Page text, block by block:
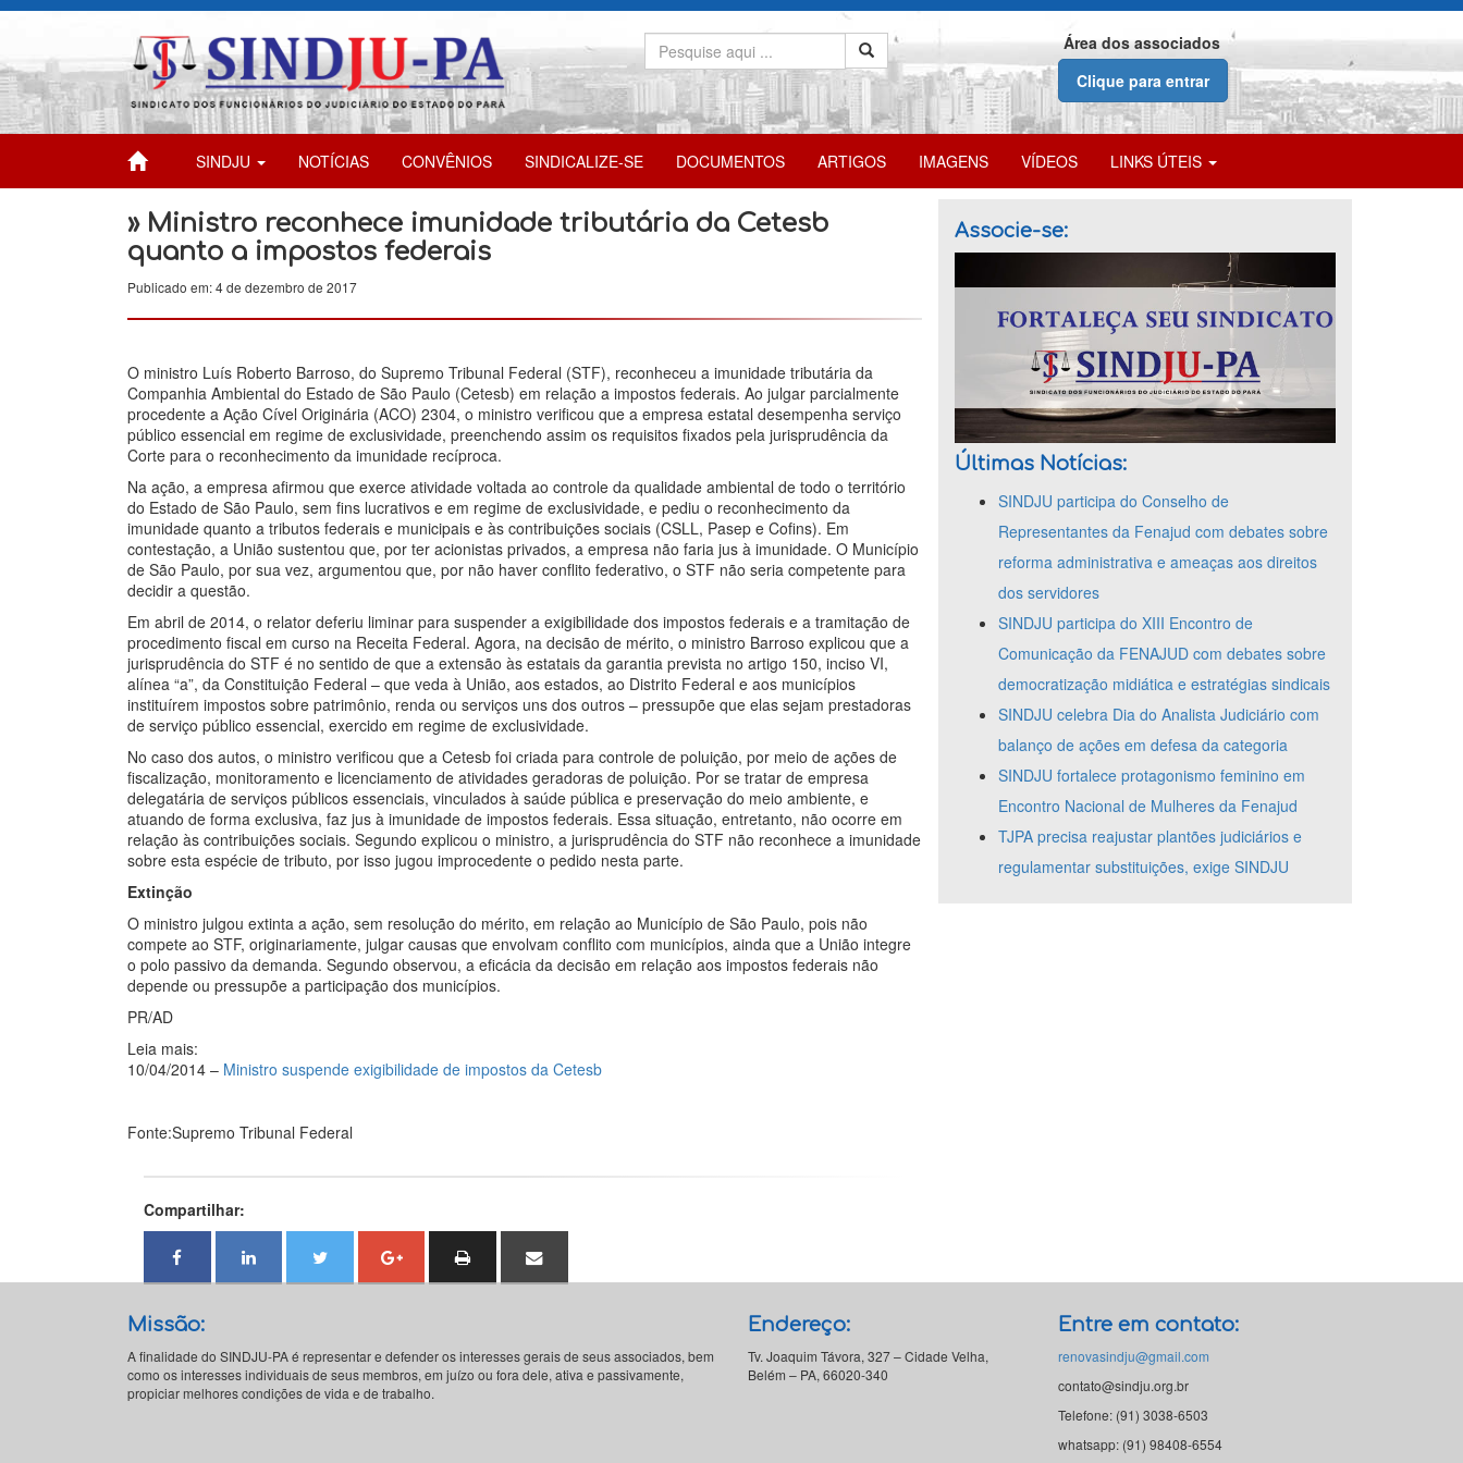
Área dos associados
Clique para entrar
SINDJU NOTÍCIAS CONVÊNIOS SINDICALIZE-SE DOCUMENTOS ARTIGOS IMAGENS VÍDEOS LINKS ÚTEIS
» Ministro reconhece imunidade tributária da Cetesb
quanto a impostos federais
Publicado em: 4 de dezembro de 2017
O ministro Luís Roberto Barroso, do Supremo Tribunal Federal (STF), reconheceu a imunidade tributária da
Companhia Ambiental do Estado de São Paulo (Cetesb) em relação a impostos federais. Ao julgar parcialmente
procedente a Ação Cível Originária (ACO) 2304, o ministro verificou que a empresa estatal desempenha serviço
público essencial em regime de exclusividade, preenchendo assim os requisitos fixados pela jurisprudência da
Corte para o reconhecimento da imunidade recíproca.
Na ação, a empresa afirmou que exerce atividade voltada ao controle da qualidade ambiental de todo o território
do Estado de São Paulo, sem fins lucrativos e em regime de exclusividade, e pediu o reconhecimento da
imunidade quanto a tributos federais e municipais e às contribuições sociais (CSLL, Pasep e Cofins). Em
contestação, a União sustentou que, por ter acionistas privados, a empresa não faria jus à imunidade. O Município
de São Paulo, por sua vez, argumentou que, por não haver conflito federativo, o STF não seria competente para
decidir a questão.
Em abril de 2014, o relator deferiu liminar para suspender a exigibilidade dos impostos federais e a tramitação de
procedimento fiscal em curso na Receita Federal. Agora, na decisão de mérito, o ministro Barroso explicou que a
jurisprudência do STF é no sentido de que a extensão às estatais da garantia prevista no artigo 150, inciso VI,
alínea “a”, da Constituição Federal – que veda à União, aos estados, ao Distrito Federal e aos municípios
instituírem impostos sobre patrimônio, renda ou serviços uns dos outros – pressupõe que elas sejam prestadoras
de serviço público essencial, exercido em regime de exclusividade.
No caso dos autos, o ministro verificou que a Cetesb foi criada para controle de poluição, por meio de ações de
fiscalização, monitoramento e licenciamento de atividades geradoras de poluição. Por se tratar de empresa
delegatária de serviços públicos essenciais, vinculados à saúde pública e preservação do meio ambiente, e
atuando de forma exclusiva, faz jus à imunidade de impostos federais. Essa situação, entretanto, não ocorre em
relação às contribuições sociais. Segundo explicou o ministro, a jurisprudência do STF não reconhece a imunidade
sobre esta espécie de tributo, por isso jugou improcedente o pedido nesta parte.
Extinção
O ministro julgou extinta a ação, sem resolução do mérito, em relação ao Município de São Paulo, pois não
compete ao STF, originariamente, julgar causas que envolvam conflito com municípios, ainda que a União integre
o polo passivo da demanda. Segundo observou, a eficácia da decisão em relação aos impostos federais não
depende ou pressupõe a participação dos municípios.
PR/AD
Leia mais:
10/04/2014 – Ministro suspende exigibilidade de impostos da Cetesb
Fonte:Supremo Tribunal Federal
Compartilhar:
Associe-se:
Últimas Notícias:
SINDJU participa do Conselho de
Representantes da Fenajud com debates sobre
reforma administrativa e ameaças aos direitos
dos servidores
SINDJU participa do XIII Encontro de
Comunicação da FENAJUD com debates sobre
democratização midiática e estratégias sindicais
SINDJU celebra Dia do Analista Judiciário com
balanço de ações em defesa da categoria
SINDJU fortalece protagonismo feminino em
Encontro Nacional de Mulheres da Fenajud
TJPA precisa reajustar plantões judiciários e
regulamentar substituições, exige SINDJU
Missão:
A finalidade do SINDJU-PA é representar e defender os interesses gerais de seus associados, bem
como os interesses individuais de seus membros, em juízo ou fora dele, ativa e passivamente,
propiciar melhores condições de vida e de trabalho.
Endereço:
Tv. Joaquim Távora, 327 – Cidade Velha,
Belém – PA, 66020-340
Entre em contato:
renovasindju@gmail.com
contato@sindju.org.br
Telefone: (91) 3038-6503
whatsapp: (91) 98408-6554